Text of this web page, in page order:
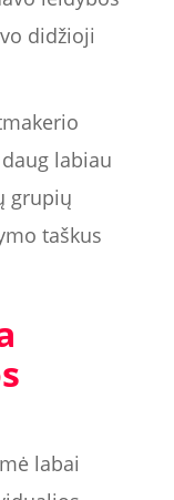
didžioji
labiau
grupių
taškus
labai